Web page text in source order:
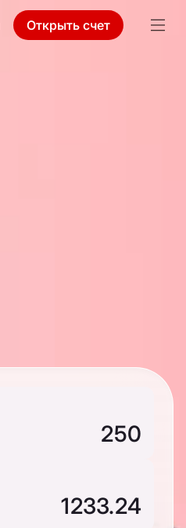
Открыть счет